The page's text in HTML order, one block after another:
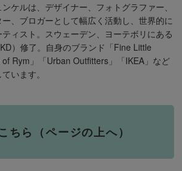
ケルは、デザイナー、フォトグラファー、
、ブロガーとして幅広く活動し、世界的に
ィスト。スウェーデン、ヨーテボリにある
）修了。自身のブランド「Fine Little
Rym」「Urban Outfitters」「IKEA」など
います。
ちら（ページの上へ）